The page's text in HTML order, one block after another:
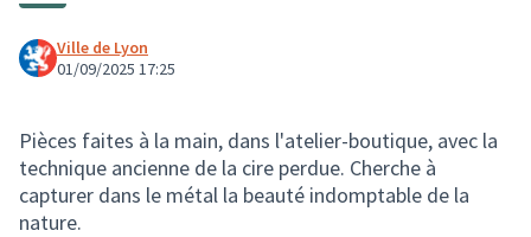
Ville de Lyon
01/09/2025 17:25
Pièces faites à la main, dans l'atelier-boutique, avec la
technique ancienne de la cire perdue. Cherche à
capturer dans le métal la beauté indomptable de la
nature.